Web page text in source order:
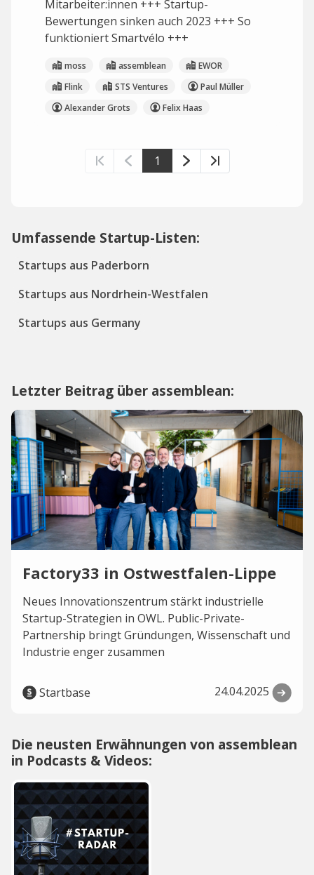
Mitarbeiter:innen +++ Startup-
Bewertungen sinken auch 2023 +++ So
funktioniert Smartvélo +++
moss assemblean
EWOR
Flink
STS Ventures
Paul Müller
Alexander Grots
Felix Haas
1
Umfassende Startup-Listen:
Startups aus Paderborn
Startups aus Nordrhein-Westfalen
Startups aus Germany
Letzter Beitrag über assemblean:
Factory33 in Ostwestfalen-Lippe
Neues Innovationszentrum stärkt industrielle
Startup-Strategien in OWL. Public-Private-
Partnership bringt Gründungen, Wissenschaft und
Industrie enger zusammen
Startbase 24.04.2025
Die neusten Erwähnungen von assemblean
in Podcasts & Videos: